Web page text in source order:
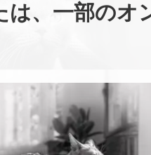
は、一部のオ